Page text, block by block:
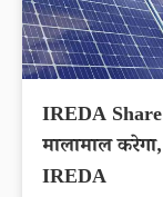
IREDA Share
मालामाल
IREDA